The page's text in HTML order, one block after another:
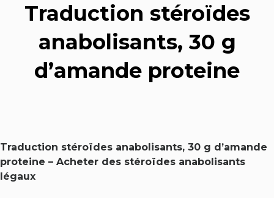
Traduction stéroïdes
anabolisants, 30 g
d’amande proteine
Traduction stéroïdes anabolisants, 30 g d’amande
proteine – Acheter des stéroïdes anabolisants
légaux